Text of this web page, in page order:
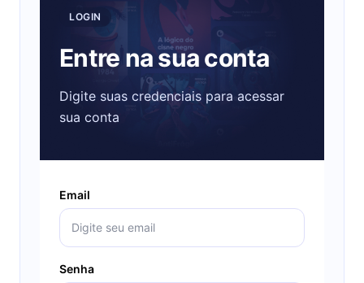
LOGIN
Entre na sua conta
Digite suas credenciais para acessar
sua conta
Email
Senha